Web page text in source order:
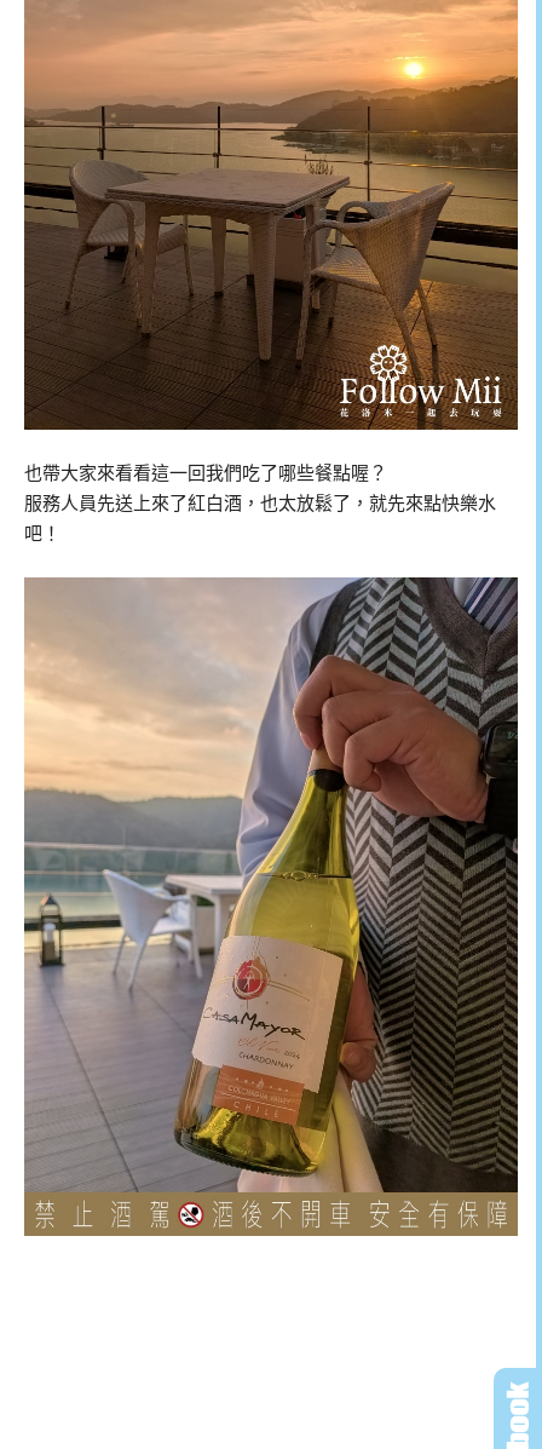
也帶大家來看看這一回我們吃了哪些餐點喔？
服務人員先送上來了紅白酒，也太放鬆了，就先來點快樂水
吧！